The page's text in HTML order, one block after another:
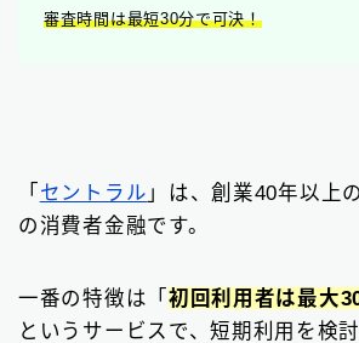
審査時間は最短30分で可決！
「 セントラル 」は、創業40年以上
の消費者金融です。
一番の特徴は「 初回利用者は最大
というサービスで、短期利用を検